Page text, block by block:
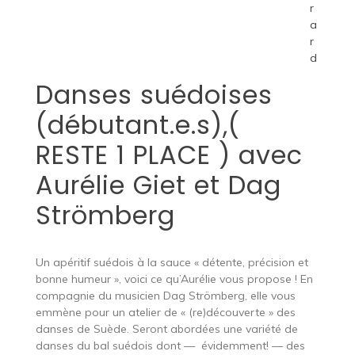
r
a
r
d
Danses suédoises
(débutant.e.s),(
RESTE 1 PLACE ) avec
Aurélie Giet et Dag
Strömberg
Un apéritif suédois à la sauce « détente, précision et
bonne humeur », voici ce qu’Aurélie vous propose ! En
compagnie du musicien Dag Strömberg, elle vous
emmène pour un atelier de « (re)découverte » des
danses de Suède. Seront abordées une variété de
danses du bal suédois dont — évidemment! — des